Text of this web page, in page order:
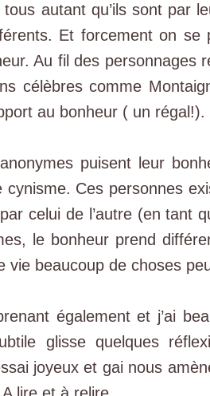
autant qu’ils sont par
Et forcement on
Au fil des personnages
célèbres comme
au bonheur ( un régal!).
puisent leur
cynisme. Ces personnes
celui de l’autre (en tant
le bonheur prend
vie beaucoup de choses
également et j’ai
glisse quelques
joyeux et gai nous